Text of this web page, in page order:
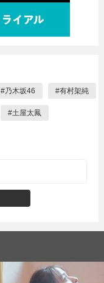
#乃木坂46 #有村架純
#土屋太鳳